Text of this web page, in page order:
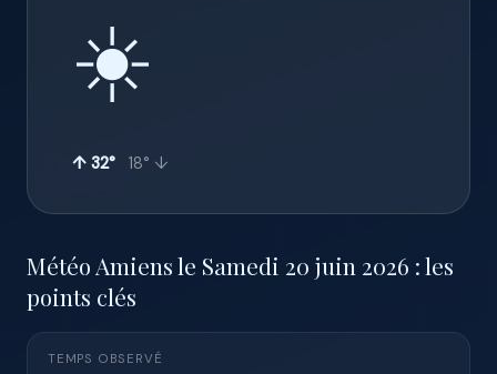
☀️
↑ 32° 18° ↓
Météo Amiens le Samedi 20 juin 2026 : les
points clés
TEMPS OBSERVÉ